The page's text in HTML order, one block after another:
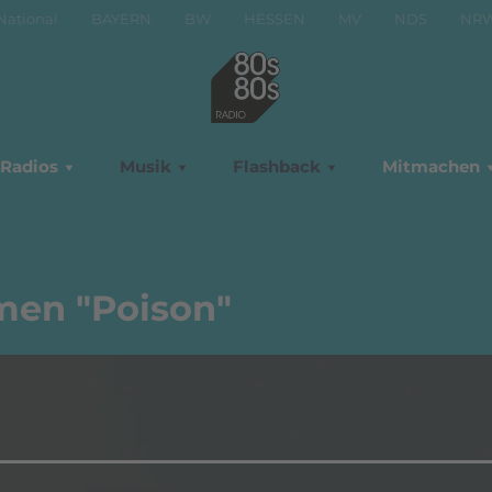
BAYERN BW HESSEN MV NDS NRW
Radios Musik Flashback Mitmachen
"Poison"